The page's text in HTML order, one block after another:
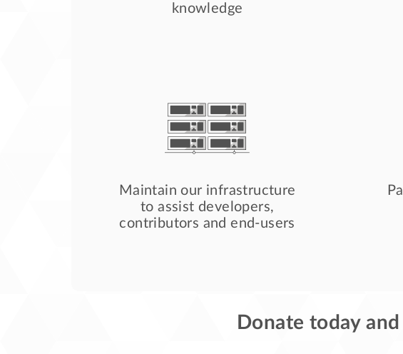
knowledge
Maintain our infrastructure
to assist developers,
contributors and end-users
Donate today